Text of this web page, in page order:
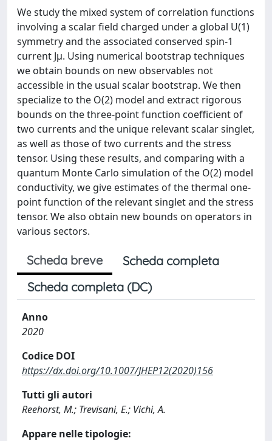
We study the mixed system of correlation functions
involving a scalar field charged under a global U(1)
symmetry and the associated conserved spin-1
current Jμ. Using numerical bootstrap techniques
we obtain bounds on new observables not
accessible in the usual scalar bootstrap. We then
specialize to the O(2) model and extract rigorous
bounds on the three-point function coefficient of
two currents and the unique relevant scalar singlet,
as well as those of two currents and the stress
tensor. Using these results, and comparing with a
quantum Monte Carlo simulation of the O(2) model
conductivity, we give estimates of the thermal one-
point function of the relevant singlet and the stress
tensor. We also obtain new bounds on operators in
various sectors.
Scheda breve
Scheda completa
Scheda completa (DC)
Anno
2020
Codice DOI
https://dx.doi.org/10.1007/JHEP12(2020)156
Tutti gli autori
Reehorst, M.; Trevisani, E.; Vichi, A.
Appare nelle tipologie: